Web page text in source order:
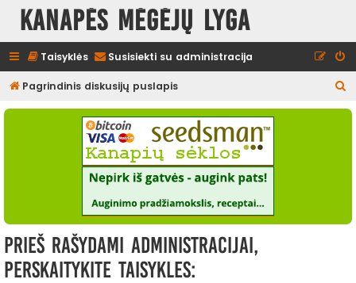
Kanapės mėgėjų lyga
Taisyklės Susisiekti su administracija
Pagrindinis diskusijų puslapis
e
Prieš rašydami administracijai,
perskaitykite taisykles: